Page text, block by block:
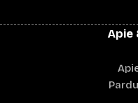
Apie